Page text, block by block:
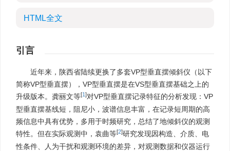
HTML全文
引言
近年来，陕西省陆续更换了多套VP型垂直摆倾斜仪（以下
简称VP型垂直摆），VP型垂直摆是在VS型垂直摆基础之上的
升级版本。龚丽文等[1]对VP型垂直摆记录特征的分析发现：VP
型垂直摆基线短，阻尼小，波谱信息丰富，在记录短周期的高
频信息中具有优势，多用于时频研究，总结了地倾斜仪的观测
特性。但在实际观测中，袁曲等[2]研究发现因构造、介质、电
性条件、人为干扰和观测环境的差异，对观测数据和仪器运行